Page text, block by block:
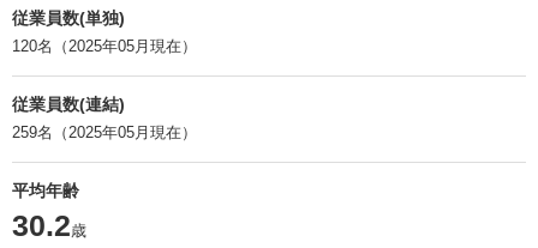
従業員数(単独)
120名（2025年05月現在）
従業員数(連結)
259名（2025年05月現在）
平均年齢
30.2歳